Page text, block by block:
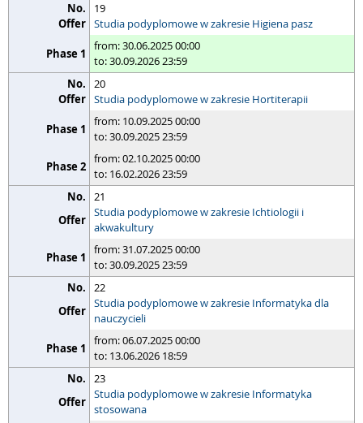
19
Studia podyplomowe w zakresie Higiena pasz
from: 30.06.2025 00:00
to: 30.09.2026 23:59
20
Studia podyplomowe w zakresie Hortiterapii
from: 10.09.2025 00:00
to: 30.09.2025 23:59
from: 02.10.2025 00:00
to: 16.02.2026 23:59
21
Studia podyplomowe w zakresie Ichtiologii i
akwakultury
from: 31.07.2025 00:00
to: 30.09.2025 23:59
22
Studia podyplomowe w zakresie Informatyka dla
nauczycieli
from: 06.07.2025 00:00
to: 13.06.2026 18:59
23
Studia podyplomowe w zakresie Informatyka
stosowana